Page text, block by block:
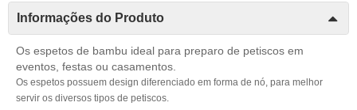
Informações do Produto
Os espetos de bambu ideal para preparo de petiscos em
eventos, festas ou casamentos.
Os espetos possuem design diferenciado em forma de nó, para melhor
servir os diversos tipos de petiscos.